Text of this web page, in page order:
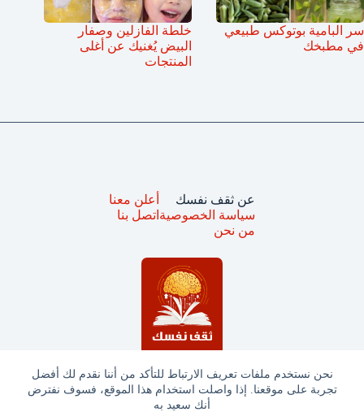
نحن نستخدم ملفات تعريف الارتباط للتأكد من أننا نقدم لك أفضل
تجربة على موقعنا. إذا واصلت استخدام هذا الموقع، فسوف نفترض
أنك سعيد به
سر البامية بوتوكس طبيعي
في مطبخك
خلطة الفازلين وصفار
البيض يُغنيك عن أغلى
المنتجات
جميع الحقوق محفوظة © ثقف نفسك 2025
عن ثقف نفسك
سياسة الخصوصية
من نحن
أعلن معنا
اتصل بنا